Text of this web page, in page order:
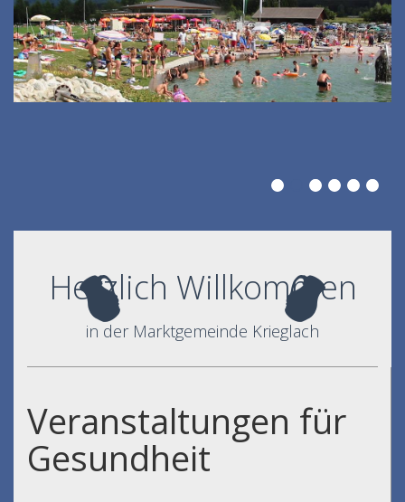
Herzlich Willkommen
in der Marktgemeinde Krieglach
Veranstaltungen für
Gesundheit